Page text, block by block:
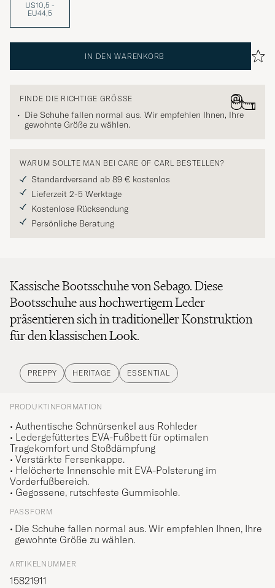
US10,5 -
EU44,5
IN DEN WARENKORB
FINDE DIE RICHTIGE GRÖSSE
Die Schuhe fallen normal aus. Wir empfehlen Ihnen, Ihre
gewohnte Größe zu wählen.
WARUM SOLLTE MAN BEI CARE OF CARL BESTELLEN?
Standardversand ab 89 € kostenlos
Lieferzeit 2-5 Werktage
Kostenlose Rücksendung
Persönliche Beratung
Kassische Bootsschuhe von Sebago. Diese
Bootsschuhe aus hochwertigem Leder
präsentieren sich in traditioneller Konstruktion
für den klassischen Look.
PREPPY HERITAGE ESSENTIAL
PRODUKTINFORMATION
• Authentische Schnürsenkel aus Rohleder
• Ledergefüttertes EVA-Fußbett für optimalen
Tragekomfort und Stoßdämpfung
• Verstärkte Fersenkappe.
• Helöcherte Innensohle mit EVA-Polsterung im
Vorderfußbereich.
• Gegossene, rutschfeste Gummisohle.
PASSFORM
Die Schuhe fallen normal aus. Wir empfehlen Ihnen, Ihre
gewohnte Größe zu wählen.
ARTIKELNUMMER
15821911